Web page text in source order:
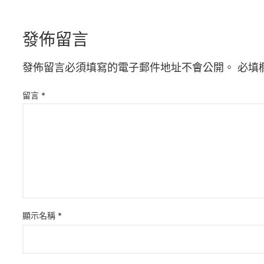
發佈留言
發佈留言必須填寫的電子郵件地址不會公開。 必填
留言 *
顯示名稱 *